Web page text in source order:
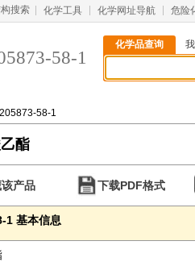
搜索 化学工具 化学网址导航 危险
58-1
化学品查询
58-1
酯
产品 下载PDF格式
1 基本信息